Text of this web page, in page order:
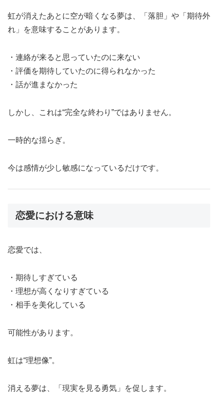
虹が消えたあとに空が暗くなる夢は、「落胆」や「期待外
れ」を意味することがあります。
・連絡が来ると思っていたのに来ない
・評価を期待していたのに得られなかった
・話が進まなかった
しかし、これは“完全な終わり”ではありません。
一時的な揺らぎ。
今は感情が少し敏感になっているだけです。
恋愛における意味
恋愛では、
・期待しすぎている
・理想が高くなりすぎている
・相手を美化している
可能性があります。
虹は“理想像”。
消える夢は、「現実を見る勇気」を促します。